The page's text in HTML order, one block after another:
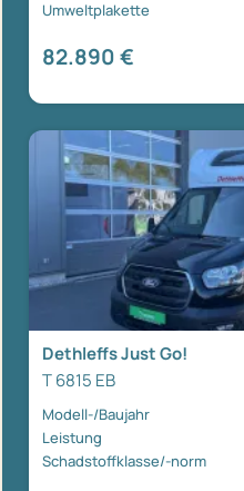
Umweltplakette
82.890 €
Dethleffs Just Go!
T 6815 EB
Modell-/Baujahr
Leistung
Schadstoffklasse/-norm